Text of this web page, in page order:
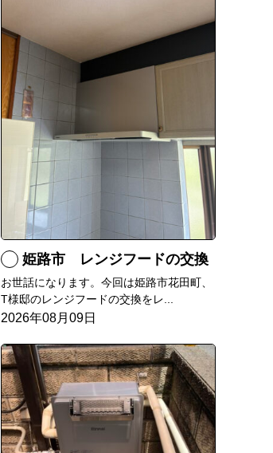
姫路市 レンジフードの交換
お世話になります。今回は姫路市花田町、
T様邸のレンジフードの交換をレ...
2026年08月09日